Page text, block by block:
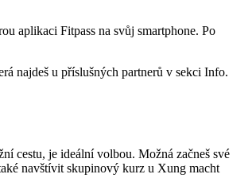
aplikaci Fitpass na svůj smartphone. Po
najdeš u příslušných partnerů v sekci Info.
cestu, je ideální volbou. Možná začneš své
navštívit skupinový kurz u Xung macht